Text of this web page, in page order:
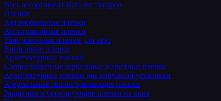
Весь ассортимент Каталог товаров
Пленки
Автомобильные пленки
Антигравийные пленки
Тонировочные пленки для авто
Виниловые пленки
Архитектурные пленки
Солнцезащитные зеркальные и цветные пленки
Архитектурные пленки для наружной установки
Атермальные теплоотражающие пленки
Защитные и бронирующие пленки на окна